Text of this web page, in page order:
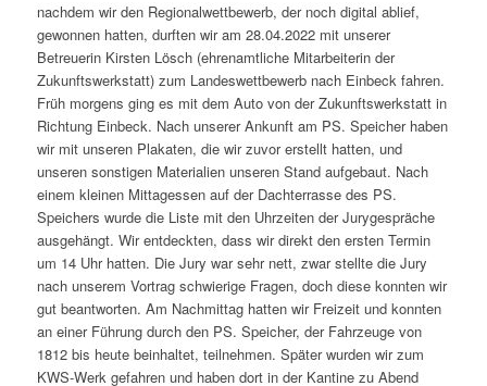
nachdem wir den Regionalwettbewerb, der noch digital ablief,
gewonnen hatten, durften wir am 28.04.2022 mit unserer
Betreuerin Kirsten Lösch (ehrenamtliche Mitarbeiterin der
Zukunftswerkstatt) zum Landeswettbewerb nach Einbeck fahren.
Früh morgens ging es mit dem Auto von der Zukunftswerkstatt in
Richtung Einbeck. Nach unserer Ankunft am PS. Speicher haben
wir mit unseren Plakaten, die wir zuvor erstellt hatten, und
unseren sonstigen Materialien unseren Stand aufgebaut. Nach
einem kleinen Mittagessen auf der Dachterrasse des PS.
Speichers wurde die Liste mit den Uhrzeiten der Jurygespräche
ausgehängt. Wir entdeckten, dass wir direkt den ersten Termin
um 14 Uhr hatten. Die Jury war sehr nett, zwar stellte die Jury
nach unserem Vortrag schwierige Fragen, doch diese konnten wir
gut beantworten. Am Nachmittag hatten wir Freizeit und konnten
an einer Führung durch den PS. Speicher, der Fahrzeuge von
1812 bis heute beinhaltet, teilnehmen. Später wurden wir zum
KWS-Werk gefahren und haben dort in der Kantine zu Abend